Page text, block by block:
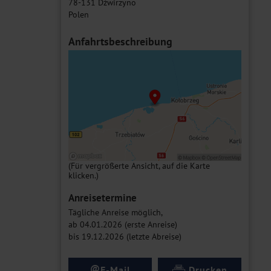
78-131 Dźwirzyno
Polen
Anfahrtsbeschreibung
(Für vergrößerte Ansicht, auf die Karte
klicken.)
Anreisetermine
Tägliche Anreise möglich,
ab 04.01.2026 (erste Anreise)
bis 19.12.2026 (letzte Abreise)
@